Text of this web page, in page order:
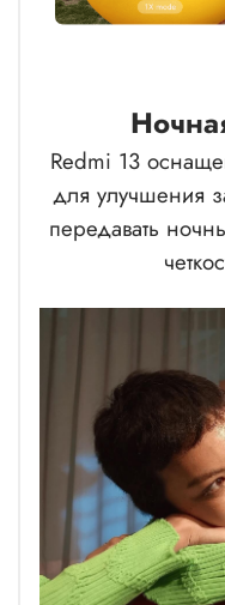
Redmi 13
для улучшения
передавать